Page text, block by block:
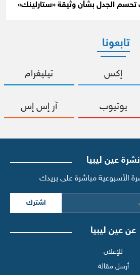
الجدل بشأن وثيقة «ستارلينك»
تابعونا
إكس تيليغرام
يوتيوب آر إس إس
نشرة عين ليبيا
الأسبوعية مباشرة على بريدك
اشترك
عن عين ليبيا
للإعلان
أرسل مقالة